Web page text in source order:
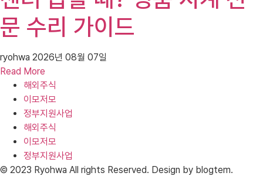
문 수리 가이드
ryohwa 2026년 08월 07일
Read More
해외주식
이모저모
정부지원사업
해외주식
이모저모
정부지원사업
© 2023 Ryohwa All rights Reserved. Design by blogtem.